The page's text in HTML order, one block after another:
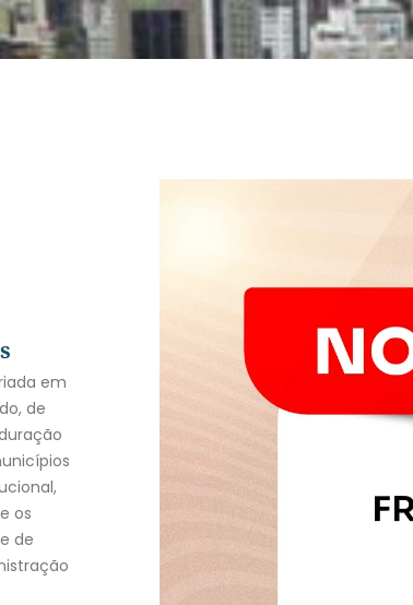
em
de
os
de